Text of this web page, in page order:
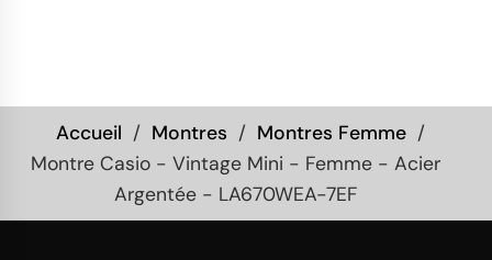
Accueil Montres
Montres Femme
Montre Casio - Vintage Mini - Femme - Acier
Argentée - LA670WEA-7EF